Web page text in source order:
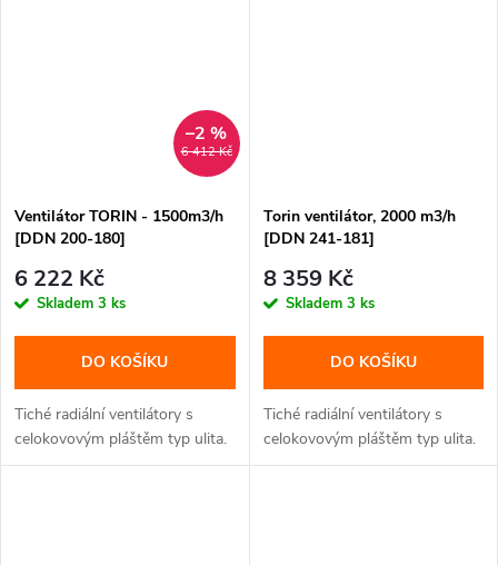
6 412 Kč
–2 %
Ventilátor TORIN - 1500m3/h
[DDN 200-180]
6 222 Kč
Skladem 3 ks
DO KOŠÍKU
Tiché radiální ventilátory s
celokovovým pláštěm typ ulita.
Torin ventilátor, 2000 m3/h
[DDN 241-181]
8 359 Kč
Skladem 3 ks
DO KOŠÍKU
Tiché radiální ventilátory s
celokovovým pláštěm typ ulita.